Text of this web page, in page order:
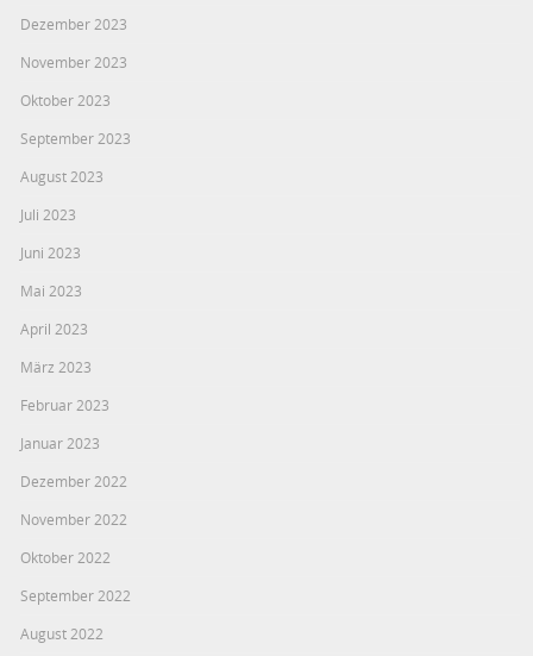
Dezember 2023
November 2023
Oktober 2023
September 2023
August 2023
Juli 2023
Juni 2023
Mai 2023
April 2023
März 2023
Februar 2023
Januar 2023
Dezember 2022
November 2022
Oktober 2022
September 2022
August 2022